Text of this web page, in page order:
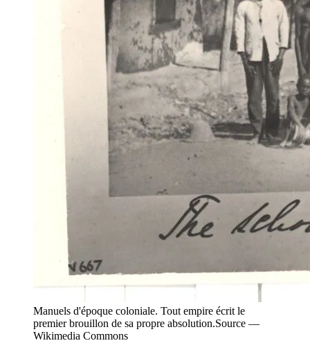
Manuels d'époque coloniale. Tout empire écrit le
premier brouillon de sa propre absolution.Source —
Wikimedia Commons